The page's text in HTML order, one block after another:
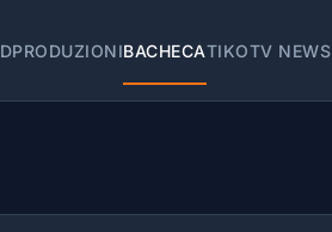
PRODUZIONIBACHECATIKOTV NEWS